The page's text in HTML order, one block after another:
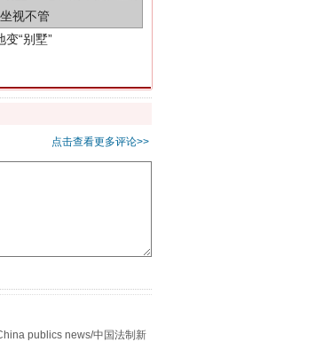
点击查看更多评论>>
publics news/中国法制新